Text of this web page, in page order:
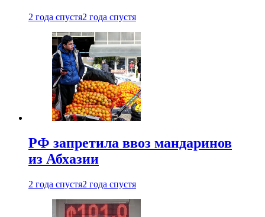
2 года спустя2 года спустя
РФ запретила ввоз мандаринов
из Абхазии
2 года спустя2 года спустя